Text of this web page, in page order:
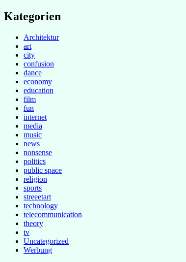
Kategorien
Architektur
art
city
confusion
dance
economy
education
film
fun
internet
media
music
news
nonsense
politics
public space
religion
sports
streeetart
technology
telecommunication
theory
tv
Uncategorized
Werbung